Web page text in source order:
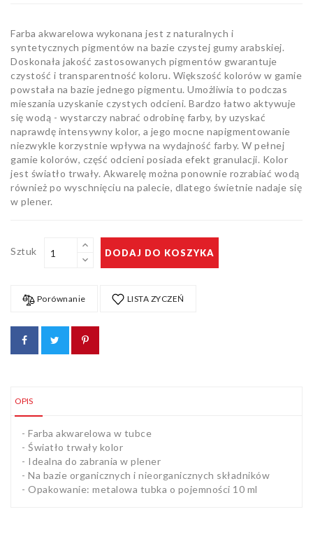
Farba akwarelowa wykonana jest z naturalnych i
syntetycznych pigmentów na bazie czystej gumy arabskiej.
Doskonała jakość zastosowanych pigmentów gwarantuje
czystość i transparentność koloru. Większość kolorów w gamie
powstała na bazie jednego pigmentu. Umożliwia to podczas
mieszania uzyskanie czystych odcieni. Bardzo łatwo aktywuje
się wodą - wystarczy nabrać odrobinę farby, by uzyskać
naprawdę intensywny kolor, a jego mocne napigmentowanie
niezwykle korzystnie wpływa na wydajność farby. W pełnej
gamie kolorów, część odcieni posiada efekt granulacji. Kolor
jest światło trwały. Akwarelę można ponownie rozrabiać wodą
również po wyschnięciu na palecie, dlatego świetnie nadaje się
w plener.
Sztuk DODAJ DO KOSZYKA
Porównanie LISTA ZYCZEŃ
OPIS
- Farba akwarelowa w tubce
- Światło trwały kolor
- Idealna do zabrania w plener
- Na bazie organicznych i nieorganicznych składników
- Opakowanie: metalowa tubka o pojemności 10 ml